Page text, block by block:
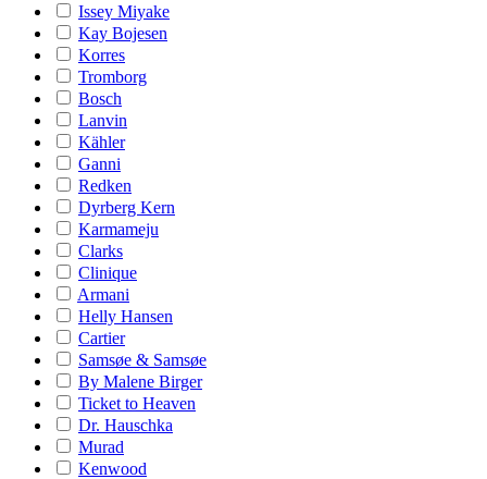
Issey Miyake
Kay Bojesen
Korres
Tromborg
Bosch
Lanvin
Kähler
Ganni
Redken
Dyrberg Kern
Karmameju
Clarks
Clinique
Armani
Helly Hansen
Cartier
Samsøe & Samsøe
By Malene Birger
Ticket to Heaven
Dr. Hauschka
Murad
Kenwood